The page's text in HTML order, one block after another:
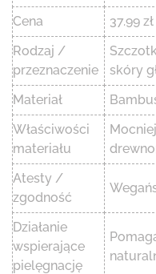
Cena
37.99 zł
Rodzaj /
przeznaczenie
skóry
Materiał
Właściwości
materiału
Atesty /
zgodność
Działanie
wspierające
pielęgnację